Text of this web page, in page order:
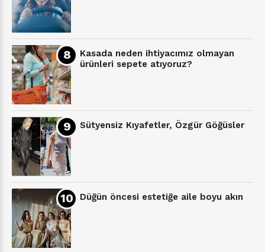
Kasada neden ihtiyacımız olmayan
ürünleri sepete atıyoruz?
Sütyensiz Kıyafetler, Özgür Göğüsler
Düğün öncesi estetiğe aile boyu akın